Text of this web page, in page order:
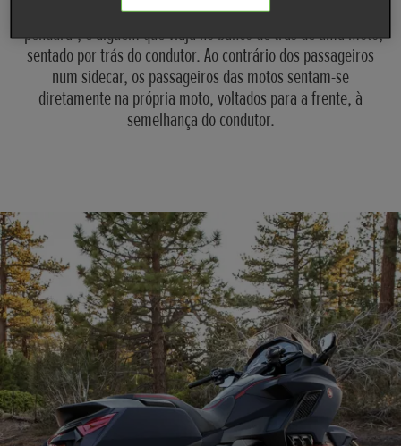
Um passageiro, por vezes denominado simplesmente
"pendura", é alguém que viaja no banco de trás de uma moto,
sentado por trás do condutor. Ao contrário dos passageiros
num sidecar, os passageiros das motos sentam-se
diretamente na própria moto, voltados para a frente, à
semelhança do condutor.